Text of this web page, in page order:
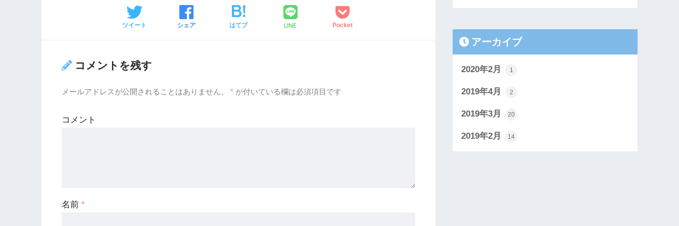
ツイート シェア はてブ LINE Pocket
コメントを残す
メールアドレスが公開されることはありません。 * が付いている欄は必須項目です
コメント
名前 *
アーカイブ
2020年2月 1
2019年4月 2
2019年3月 20
2019年2月 14